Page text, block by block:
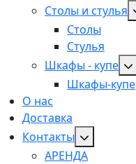
Столы и стулья
Столы
Стулья
Шкафы - купе
Шкафы-купе
О нас
Доставка
Контакты
АРЕНДА